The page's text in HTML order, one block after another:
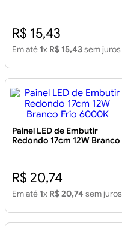
R$ 15,43
Em até 1x R$ 15,43sem juros
Painel LED de Embutir
Redondo 17cm 12W Branco
R$ 20,74
Em até 1x R$ 20,74 sem juros